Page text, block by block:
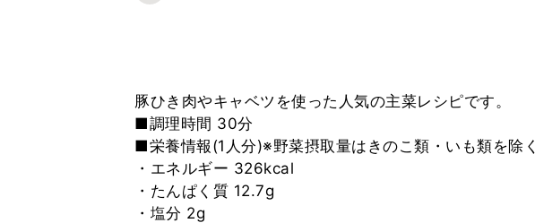
豚ひき肉やキャベツを使った人気の主菜レシピです。
■調理時間 30分
■栄養情報(1人分)※野菜摂取量はきのこ類・いも類を除く
・エネルギー 326kcal
・たんぱく質 12.7g
・塩分 2g